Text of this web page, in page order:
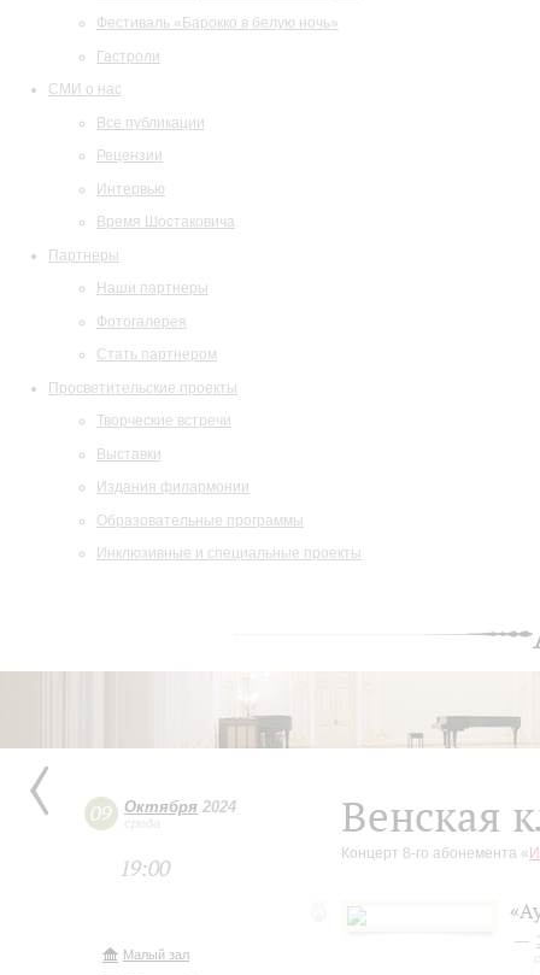
Фестиваль «Барокко в белую ночь»
Гастроли
СМИ о нас
Все публикации
Рецензии
Интервью
Время Шостаковича
Партнеры
Наши партнеры
Фотогалерея
Стать партнером
Просветительские проекты
Творческие встречи
Выставки
Издания филармонии
Образовательные программы
Инклюзивные и специальные проекты
09 Октября 2024
среда
19:00
Малый зал
Венская
Концерт 8-го абонемента «